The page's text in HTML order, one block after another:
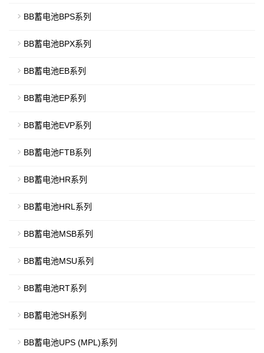
BB蓄电池BPS系列
BB蓄电池BPX系列
BB蓄电池EB系列
BB蓄电池EP系列
BB蓄电池EVP系列
BB蓄电池FTB系列
BB蓄电池HR系列
BB蓄电池HRL系列
BB蓄电池MSB系列
BB蓄电池MSU系列
BB蓄电池RT系列
BB蓄电池SH系列
BB蓄电池UPS (MPL)系列